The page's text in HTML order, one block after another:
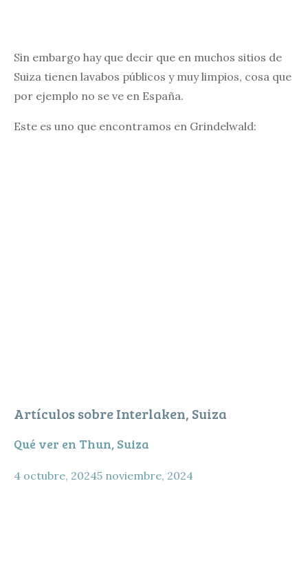
Sin embargo hay que decir que en muchos sitios de
Suiza tienen lavabos públicos y muy limpios, cosa que
por ejemplo no se ve en España.
Este es uno que encontramos en Grindelwald:
Artículos sobre Interlaken, Suiza
Qué ver en Thun, Suiza
4 octubre, 20245 noviembre, 2024